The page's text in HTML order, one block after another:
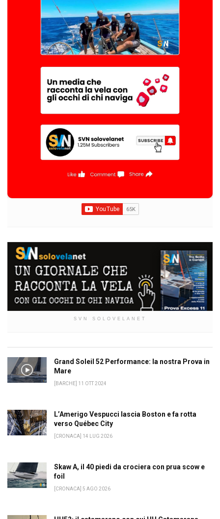
SVN SOLOVELANET
Grand Soleil 52 Performance: la nostra Prova in
Mare
[BARCHE] 11 OTT 2024
L’Amerigo Vespucci lascia Boston e fa rotta
verso Québec City
[CRONACA] 14 LUG 2026
Skaw A, il 40 piedi da crociera con prua scow e
foil
[CRONACA] 5 AGO 2026